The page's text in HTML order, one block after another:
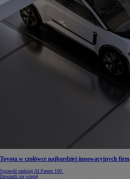
Toyota w czołówce najbardziej innowacyjnych firm
Sprawdź ranking AI Patent 100
Dowiedz się więcej